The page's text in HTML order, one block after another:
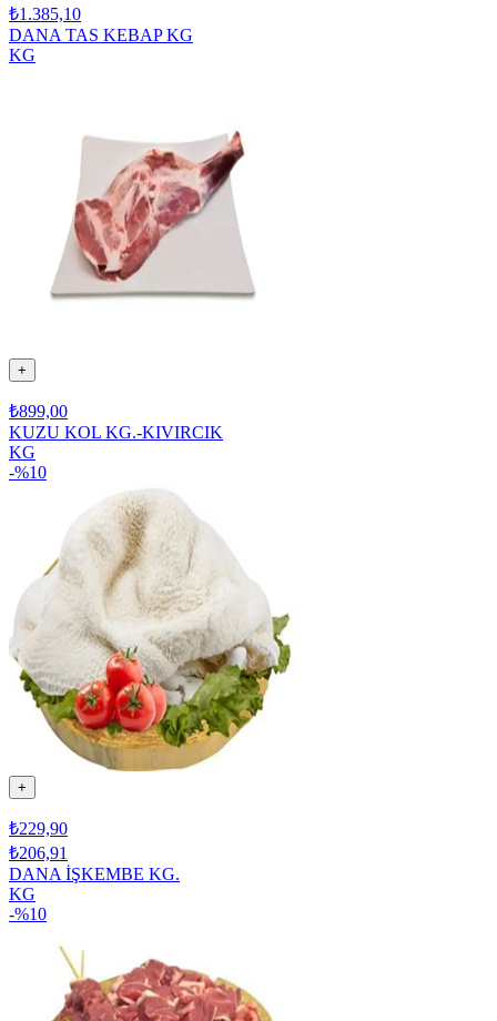
₺1.385,10
DANA TAS KEBAP KG
KG
+
₺899,00
KUZU KOL KG.-KIVIRCIK
KG
-%10
+
₺229,90
₺206,91
DANA İŞKEMBE KG.
KG
-%10